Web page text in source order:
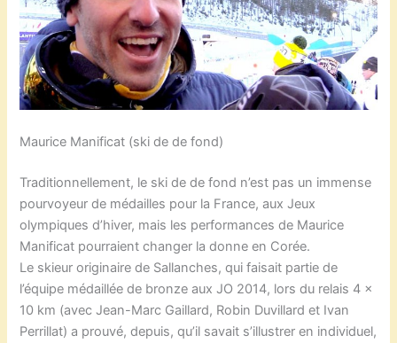
Maurice Manificat (ski de de fond)
Traditionnellement, le ski de de fond n’est pas un immense
pourvoyeur de médailles pour la France, aux Jeux
olympiques d’hiver, mais les performances de Maurice
Manificat pourraient changer la donne en Corée.
Le skieur originaire de Sallanches, qui faisait partie de
l’équipe médaillée de bronze aux JO 2014, lors du relais 4 x
10 km (avec Jean-Marc Gaillard, Robin Duvillard et Ivan
Perrillat) a prouvé, depuis, qu’il savait s’illustrer en individuel,